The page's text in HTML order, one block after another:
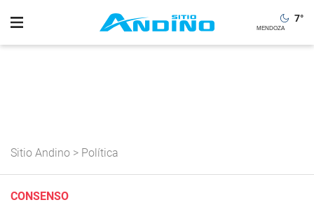
7°
Sitio Andino > Política
CONSENSO